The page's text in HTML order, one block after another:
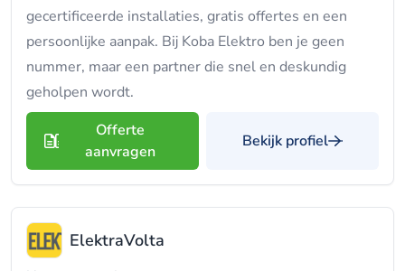
gecertificeerde installaties, gratis offertes en een
persoonlijke aanpak. Bij Koba Elektro ben je geen
nummer, maar een partner die snel en deskundig
geholpen wordt.
Offerte
aanvragen
Bekijk profiel
ElektraVolta